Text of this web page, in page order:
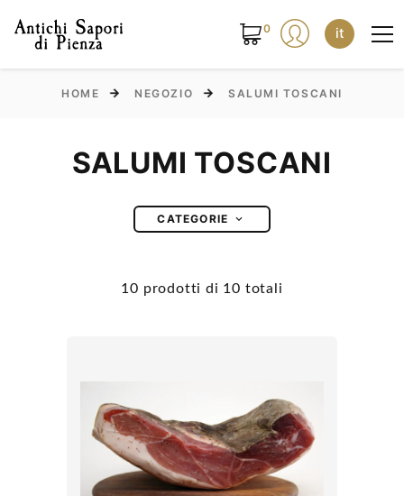
0 it
HOME NEGOZIO SALUMI TOSCANI
SALUMI TOSCANI
CATEGORIE
10 prodotti di 10 totali